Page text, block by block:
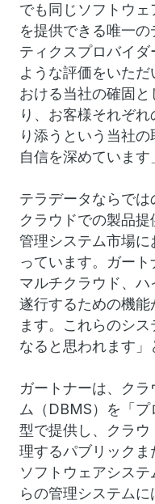
でも同じソフトウ
を提供できる唯一
ティクスプロバイ
ような評価をいた
おける当社の確固
り、お客様それぞ
り添うという当社
自信を深めています
テラデータならで
クラウドでの製品
管理システム市場
っています。ガート
マルチクラウド、
遂行するための機
ます。これらのシ
なると思われます」
ガートナーは、ク
ム（DBMS）を「
型で提供し、クラ
理するパブリック
ソフトウェアシス
らの管理システム